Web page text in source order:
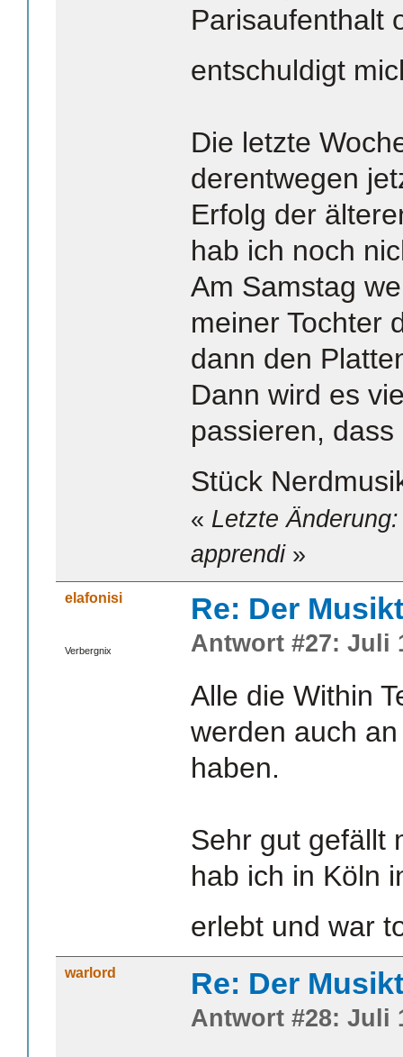
Parisaufenthalt
entschuldigt
Die letzte
derentwegen
Erfolg der
hab ich noch
Am Samstag
meiner Tochter
dann den
Dann wird es
passieren,
Stück
« Letzte
apprendi»
elafonisi
Verbergnix
Re: Der
Antwort #27: Juli
Alle die Within
werden auch
haben.
Sehr gut gefällt
hab ich in Köln
erlebt und war
warlord Re: Der
Antwort #28: Juli